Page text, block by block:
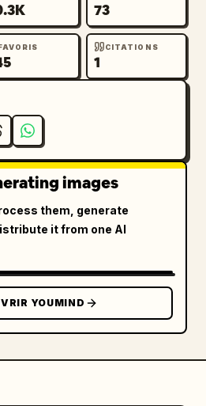
73
CITATIONS
1
images
them, generate
it from one AI
YOUMIND